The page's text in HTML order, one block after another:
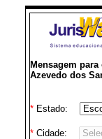
Mensagem
Azevedo dos
*Estado:
*Cidade: